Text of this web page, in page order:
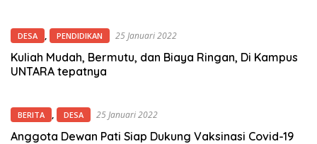
DESA , PENDIDIKAN 25 Januari 2022
Kuliah Mudah, Bermutu, dan Biaya Ringan, Di Kampus
UNTARA tepatnya
BERITA , DESA 25 Januari 2022
Anggota Dewan Pati Siap Dukung Vaksinasi Covid-19